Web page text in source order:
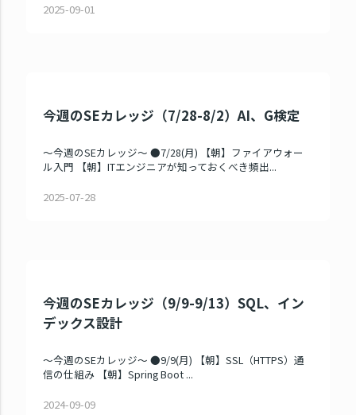
2025-09-01
今週のSEカレッジ（7/28-8/2）AI、G検定
～今週のSEカレッジ～ ●7/28(月) 【朝】ファイアウォー
ル入門 【朝】ITエンジニアが知っておくべき頻出...
2025-07-28
今週のSEカレッジ（9/9-9/13）SQL、イン
デックス設計
～今週のSEカレッジ～ ●9/9(月) 【朝】SSL（HTTPS）通
信の仕組み 【朝】Spring Boot ...
2024-09-09